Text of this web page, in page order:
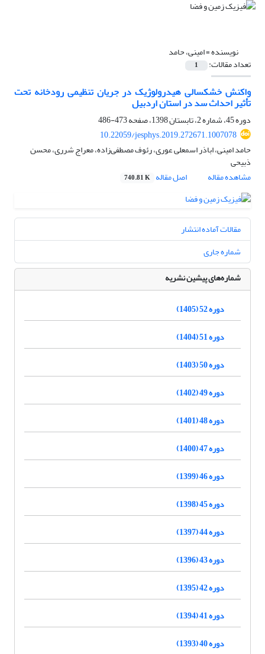
نویسنده =امینی، حامد
تعداد مقالات: 1
واکنش خشکسالی هیدرولوژیک در جریان تنظیمی رودخانه تحت
تأثیر احداث سد در استان اردبیل
دوره 45، شماره 2، تابستان 1398، صفحه
473-486
10.22059/jesphys.2019.272671.1007078
حامد امینی، اباذر اسمعلی عوری، رئوف مصطفی‌زاده، معراج شرری، محسن
ذبیحی
مشاهده مقاله
اصل مقاله 740.81 K
مقالات آماده انتشار
شماره جاری
شماره‌های پیشین نشریه
دوره 52 (1405)
دوره 51 (1404)
دوره 50 (1403)
دوره 49 (1402)
دوره 48 (1401)
دوره 47 (1400)
دوره 46 (1399)
دوره 45 (1398)
دوره 44 (1397)
دوره 43 (1396)
دوره 42 (1395)
دوره 41 (1394)
دوره 40 (1393)